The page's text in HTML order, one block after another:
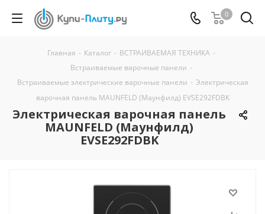
0
Главная - Каталог - ВСТРАИВАЕМАЯ ТЕХНИКА -
Встраиваемые варочные панели -
Встраиваемые электрические варочные панели - Электрическая
варочная панель MAUNFELD (Маунфилд) EVSE292FDBK
Электрическая варочная панель
MAUNFELD (Маунфилд)
EVSE292FDBK